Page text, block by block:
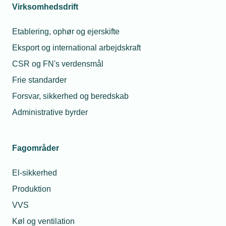
Virksomhedsdrift
Etablering, ophør og ejerskifte
Eksport og international arbejdskraft
CSR og FN's verdensmål
Frie standarder
Forsvar, sikkerhed og beredskab
Administrative byrder
Fagområder
El-sikkerhed
Produktion
VVS
Køl og ventilation
Sexchikane Mobning Arbejdsmiljø